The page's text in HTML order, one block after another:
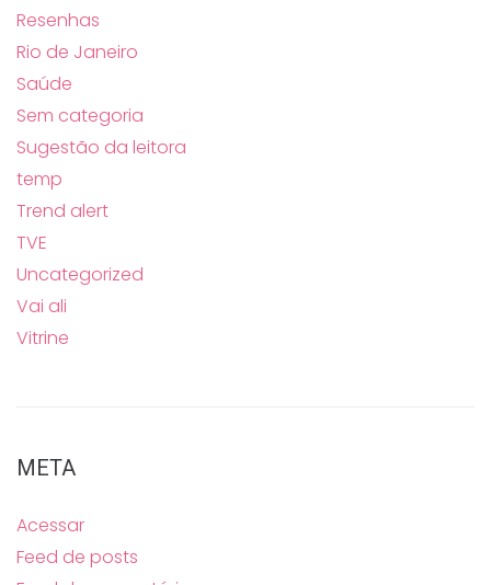
Resenhas
Rio de Janeiro
Saúde
Sem categoria
Sugestão da leitora
temp
Trend alert
TVE
Uncategorized
Vai ali
Vitrine
META
Acessar
Feed de posts